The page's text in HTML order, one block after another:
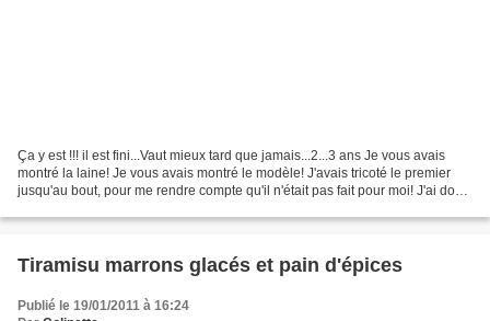
Ça y est !!! il est fini...Vaut mieux tard que jamais...2...3 ans Je vous avais
montré la laine! Je vous avais montré le modèle! J'avais tricoté le premier
jusqu'au bout, pour me rendre compte qu'il n'était pas fait pour moi! J'ai donc,
Tiramisu marrons glacés et pain d'épices
Publié le 19/01/2011 à 16:24